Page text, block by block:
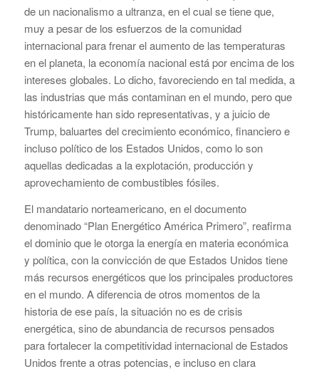
de un nacionalismo a ultranza, en el cual se tiene que,
muy a pesar de los esfuerzos de la comunidad
internacional para frenar el aumento de las temperaturas
en el planeta, la economía nacional está por encima de los
intereses globales. Lo dicho, favoreciendo en tal medida, a
las industrias que más contaminan en el mundo, pero que
históricamente han sido representativas, y a juicio de
Trump, baluartes del crecimiento económico, financiero e
incluso político de los Estados Unidos, como lo son
aquellas dedicadas a la explotación, producción y
aprovechamiento de combustibles fósiles.
El mandatario norteamericano, en el documento
denominado “Plan Energético América Primero”, reafirma
el dominio que le otorga la energía en materia económica
y política, con la convicción de que Estados Unidos tiene
más recursos energéticos que los principales productores
en el mundo. A diferencia de otros momentos de la
historia de ese país, la situación no es de crisis
energética, sino de abundancia de recursos pensados
para fortalecer la competitividad internacional de Estados
Unidos frente a otras potencias, e incluso en clara